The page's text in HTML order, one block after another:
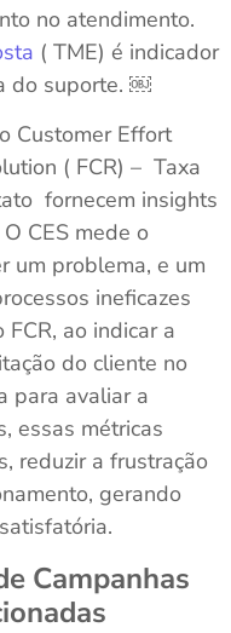
no atendimento.
( TME) é indicador
do suporte. ￼
Customer Effort
( FCR) – Taxa
fornecem insights
CES mede o
um problema, e um
ineficazes
ao indicar a
do cliente no
para avaliar a
essas métricas
reduzir a frustração
gerando
Campanhas